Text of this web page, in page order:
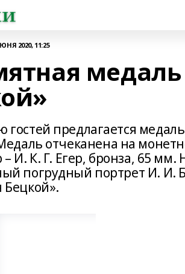
2020, 11:25
предлагается
отчеканена на
И. К. Г. Егер, бронза, 65
погрудный портрет И. И.